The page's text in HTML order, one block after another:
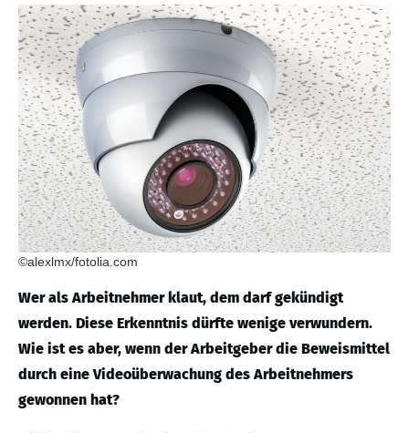
©alexlmx/fotolia.com
Wer als Arbeitnehmer klaut, dem darf gekündigt
werden. Diese Erkenntnis dürfte wenige verwundern.
Wie ist es aber, wenn der Arbeitgeber die Beweismittel
durch eine Videoüberwachung des Arbeitnehmers
gewonnen hat?